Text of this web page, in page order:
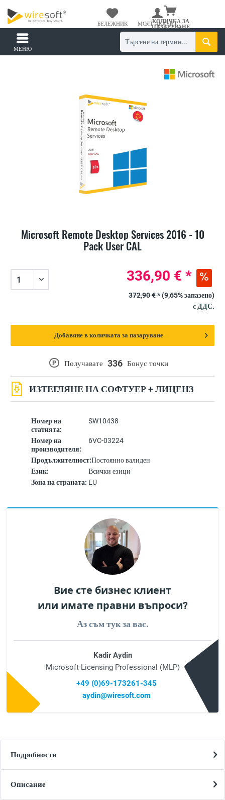
КОЛИЧКА ЗА
ПАЗАРУВАНЕ
БЕЛЕЖНИК МОЯТ АКАУНТ
МЕНЮ
Microsoft Remote Desktop Services 2016 - 10
Pack User CAL
Номер на
статията:
SW10438
Номер на
производителя:
6VC-03224
Продължителност:Постоянно валиден
Език:
Всички езици
Зона на страната: EU
P Получавате 336 Бонус точки
ИЗТЕГЛЯНЕ НА СОФТУЕР + ЛИЦЕНЗ
336,90 € *
372,90 € *(9,65% запазено)
с ДДС.
Добавяне в количката за пазаруване
Вие сте бизнес клиент
или имате правни въпроси?
Аз съм тук за вас.
Kadir Aydin
Microsoft Licensing Professional (MLP)
+49 (0)69-173261-345
aydin@wiresoft.com
Подробности
Описание